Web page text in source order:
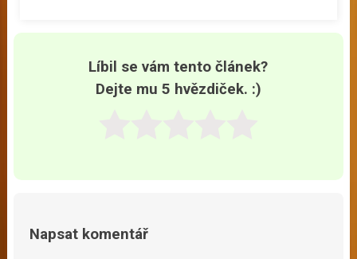
Líbil se vám tento článek?
Dejte mu 5 hvězdiček. :)
Napsat komentář